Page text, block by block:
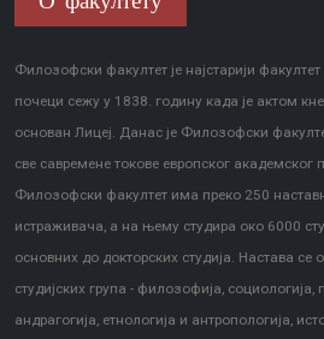
Филозофски факултет је најстарији
почеци сежу у 1838. годину када је актом
основан Лицеј. Данас је Филозофски
све савремене токове европског академског
Филозофски факултет има преко 250
истраживача, а на њему студира око 6000
основних до докторских студија. Настава се
студијских група - филозофија, социологија,
андрагогија, етнологија и антропологија,